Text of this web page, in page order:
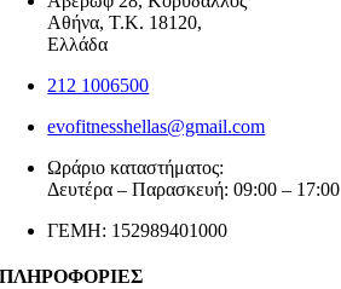
Αθήνα, Τ.Κ. 18120,
Ελλάδα
212 1006500
evofitnesshellas@gmail.com
Ωράριο καταστήματος:
Δευτέρα – Παρασκευή: 09:00 – 17:00
ΓΕΜΗ: 152989401000
ΠΛΗΡΟΦΟΡΙΕΣ